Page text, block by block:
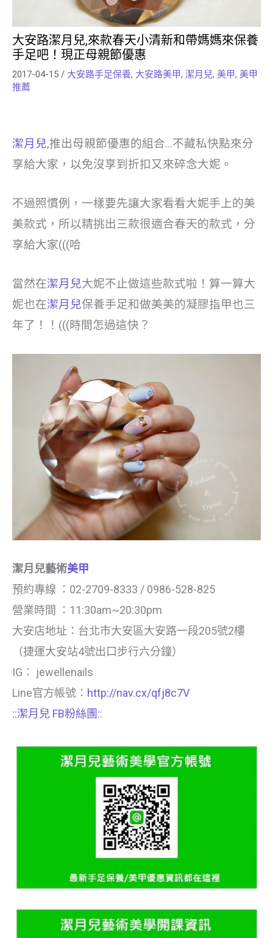
大安路潔月兒,來款春天小清新和帶媽媽來保養
手足吧！現正母親節優惠
2017-04-15 / 大安路手足保養, 大安路美甲, 潔月兒, 美甲, 美甲
推薦
潔月兒,推出母親節優惠的組合…不藏私快點來分
享給大家，以免沒享到折扣又來碎念大妮。
不過照慣例，一樣要先讓大家看看大妮手上的美
美款式，所以精挑出三款很適合春天的款式，分
享給大家(((哈
當然在潔月兒大妮不止做這些款式啦！算一算大
妮也在潔月兒保養手足和做美美的凝膠指甲也三
年了！！(((時間怎過這快？
潔月兒藝術美甲
預約專線 ：02-2709-8333 / 0986-528-825
營業時間 ：11:30am~20:30pm
大安店地址：台北市大安區大安路一段205號2樓
（捷運大安站4號出口步行六分鐘）
IG： jewellenails
Line官方帳號： http://nav.cx/qfj8c7V
::潔月兒 FB粉絲團::